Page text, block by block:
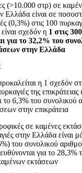
(>10.000 στρ) σε
Ελλάδα είναι σε
(0,3%) στις 100
σχεδόν η 1 στις
για το 32,2% του
στην Ελλάδα
η 1 σχεδόν
της επικράτειας
το 6,3% του συνολικού
στην επικράτεια
σε καμένες
στην Ελλάδα είναι
του συνολικού
για το 28,3%
εκτάσεων